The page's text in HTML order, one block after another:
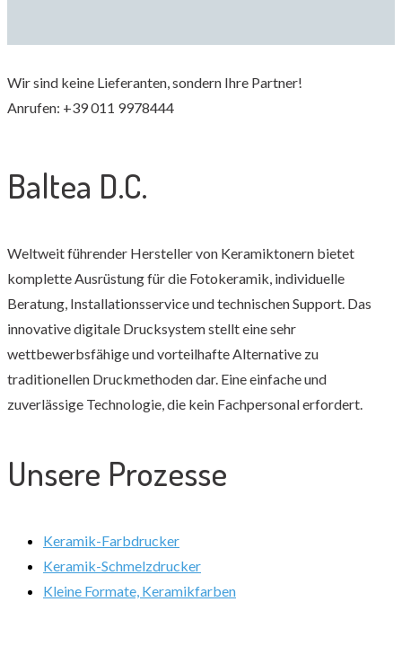
Wir sind keine Lieferanten, sondern Ihre Partner!
Anrufen: +39 011 9978444
Baltea D.C.
Weltweit führender Hersteller von Keramiktonern bietet
komplette Ausrüstung für die Fotokeramik, individuelle
Beratung, Installationsservice und technischen Support. Das
innovative digitale Drucksystem stellt eine sehr
wettbewerbsfähige und vorteilhafte Alternative zu
traditionellen Druckmethoden dar. Eine einfache und
zuverlässige Technologie, die kein Fachpersonal erfordert.
Unsere Prozesse
Keramik-Farbdrucker
Keramik-Schmelzdrucker
Kleine Formate, Keramikfarben